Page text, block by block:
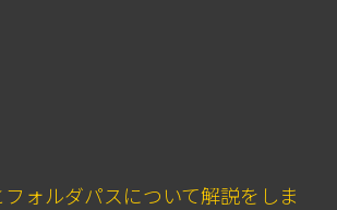
ォルダパスについて解説をしま